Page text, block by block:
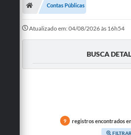
A Nossa Cidade
Contas Públicas
Atualizado em: 04/08/2026 às 16h54
BUSCA
9 registros encontrados
FILTRAR